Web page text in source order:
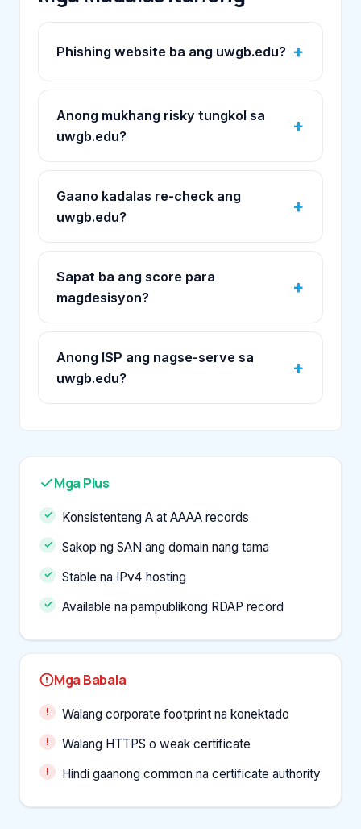
Phishing website ba ang uwgb.edu?
Anong mukhang risky tungkol sa
uwgb.edu?
Gaano kadalas re-check ang
uwgb.edu?
Sapat ba ang score para
magdesisyon?
Anong ISP ang nagse-serve sa
uwgb.edu?
Mga Plus
Konsistenteng A at AAAA records
Sakop ng SAN ang domain nang tama
Stable na IPv4 hosting
Available na pampublikong RDAP record
Mga Babala
Walang corporate footprint na konektado
Walang HTTPS o weak certificate
Hindi gaanong common na certificate authority